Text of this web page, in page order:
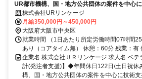
UR都市機構、国・地方公共団体の案件を中心
業務をお任せいたします。打合せや工事の際に
ございますが、基本的には内勤がメインとなり
株式会社URリンケージ
月給350,000円～450,000円
大阪府大阪市中央区
就業時間 （1日あたり所定労働時間07時間
あり（コアタイム無） 休憩：60分 残業：有
企業名 株式会社ＵＲリンケージ 求人名 ベ
計(発注者支援)】◆年間休日122日/土日祝休
構、国・地方公共団体の案件を中心に技術